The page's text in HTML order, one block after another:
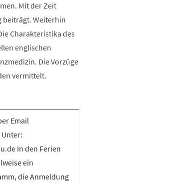
Mit der Zeit
beiträgt. Weiterhin
Charakteristika des
englischen
Die Vorzüge
vermittelt.
Email
In den Ferien
ein
die Anmeldung